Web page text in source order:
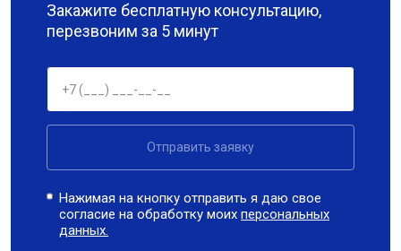
Закажите бесплатную консультацию,
перезвоним за 5 минут
Отправить заявку
Нажимая на кнопку отправить я даю свое
согласие на обработку моихперсональных
данных.